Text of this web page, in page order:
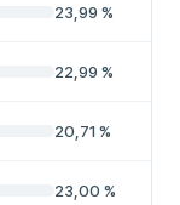
23,99 %
22,99 %
20,71 %
23,00 %